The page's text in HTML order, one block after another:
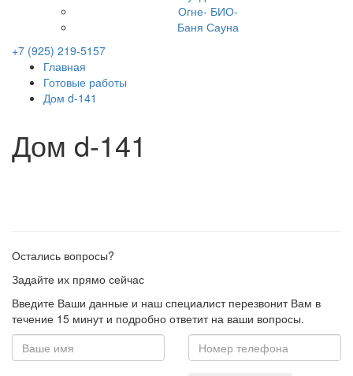
Огне- БИО-
Баня Сауна
+7 (925) 219-5157
Главная
Готовые работы
Дом d-141
Дом d-141
Остались вопросы?
Задайте их прямо сейчас
Введите Ваши данные и наш специалист перезвонит Вам в
течение 15 минут и подробно ответит на ваши вопросы.